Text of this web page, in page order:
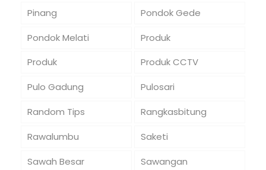
Pinang
Pondok Gede
Pondok Melati
Produk
Produk
Produk CCTV
Pulo Gadung
Pulosari
Random Tips
Rangkasbitung
Rawalumbu
Saketi
Sawah Besar
Sawangan